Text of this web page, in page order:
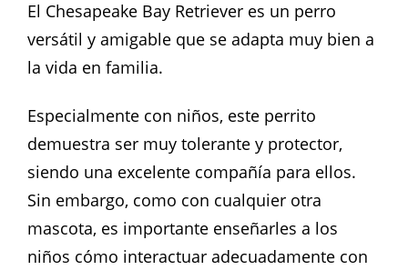
El Chesapeake Bay Retriever es un perro
versátil y amigable que se adapta muy bien a
la vida en familia.
Especialmente con niños, este perrito
demuestra ser muy tolerante y protector,
siendo una excelente compañía para ellos.
Sin embargo, como con cualquier otra
mascota, es importante enseñarles a los
niños cómo interactuar adecuadamente con